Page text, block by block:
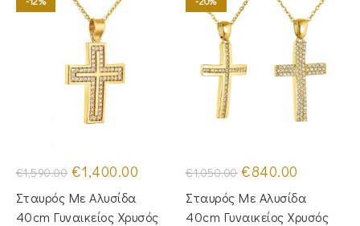
€1,590.00 Original
price
was:
€1,590.00.
€1,400.00 τρέχουσα
€1,400.00.
Σταυρός Με Αλυσίδα
40cm Γυναικείος Χρυσός
€1,050.00 Original
price
was:
€1,050.00.
€840.00
τιμή
είναι:
€840.00.
Σταυρός Με Αλυσίδα
40cm Γυναικείος Χρυσός